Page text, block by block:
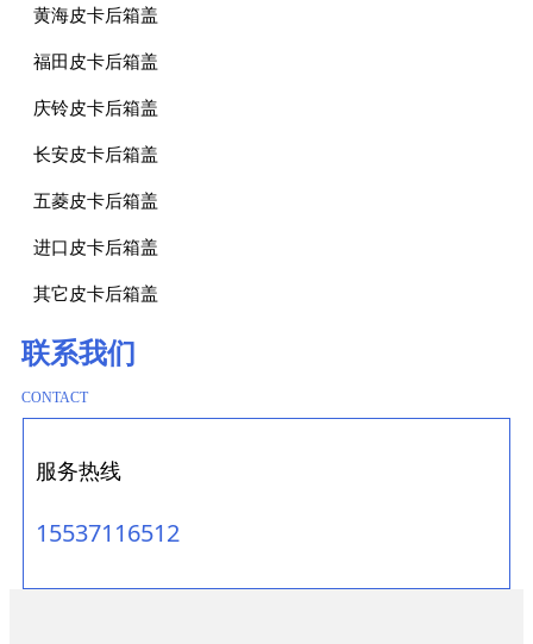
黄海皮卡后箱盖
福田皮卡后箱盖
庆铃皮卡后箱盖
长安皮卡后箱盖
五菱皮卡后箱盖
进口皮卡后箱盖
其它皮卡后箱盖
联系我们
CONTACT
服务热线
15537116512